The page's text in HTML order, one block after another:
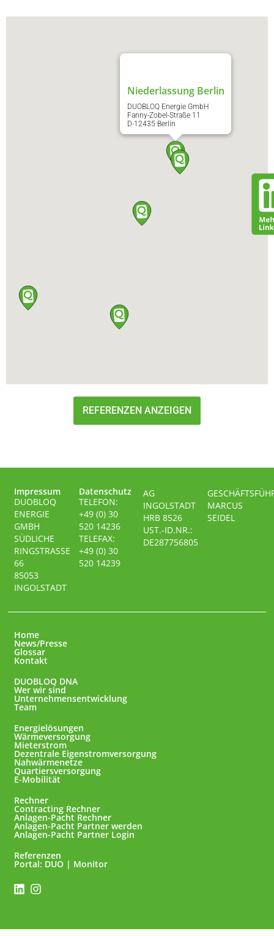
Niederlassung Berlin
DUOBLOQ Energie GmbH​
Fanny-Zobel-Straße 11​
D-12435 Berlin
REFERENZEN ANZEIGEN
Impressum
DUOBLOQ
ENERGIE
GMBH
SÜDLICHE
RINGSTRASSE
66
85053
INGOLSTADT
Datenschutz
TELEFON:
+49 (0) 30
520 14236
TELEFAX:
+49 (0) 30
520 14239
AG
INGOLSTADT
HRB 8526
UST.-ID.NR.:
DE287756805
MARCUS
SEIDEL
Home
News/Presse
Glossar
Kontakt
DUOBLOQ DNA
Wer wir sind
Unternehmensentwicklung
Team
Energielösungen
Wärmeversorgung
Mieterstrom
Dezentrale Eigenstromversorgung
Nahwärmenetze
Quartiersversorgung
E-Mobilität
Rechner
Contracting Rechner
Anlagen-Pacht Rechner
Anlagen-Pacht Partner werden
Anlagen-Pacht Partner Login
Referenzen
Portal: DUO | Monitor